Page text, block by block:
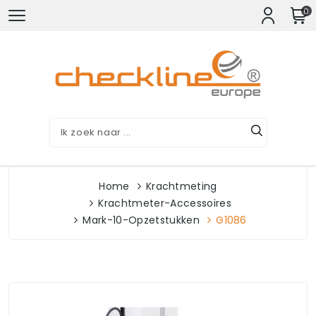
0
Home
Krachtmeting
Krachtmeter-Accessoires
Mark-10-Opzetstukken
G1086